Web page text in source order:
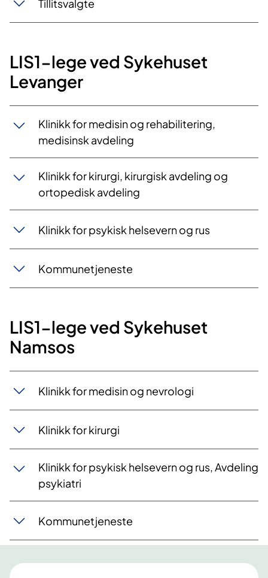
Tillitsvalgte
LIS1-lege ved Sykehuset
Levanger
Klinikk for medisin og rehabilitering,
medisinsk avdeling
Klinikk for kirurgi, kirurgisk avdeling og
ortopedisk avdeling
Klinikk for psykisk helsevern og rus
Kommunetjeneste
LIS1-lege ved Sykehuset
Namsos
Klinikk for medisin og nevrologi
Klinikk for kirurgi
Klinikk for psykisk helsevern og rus, Avdeling
psykiatri
​Kommunetjeneste